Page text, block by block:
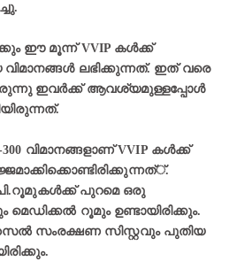
ഈ മൂന്ന് VVIP കള്‍ക്ക്
ലഭിക്കുന്നത്. ഇത് വരെ
ഇവര്‍ക്ക് ആവശ്യമുള്ളപ്പോള്‍
വിമാനങ്ങളാണ് VVIP കള്‍ക്ക്
പുറമെ ഒരു
റൂമും ഉണ്ടായിരിക്കും.
സംരക്ഷണ സിസ്റ്റവും പുതിയ